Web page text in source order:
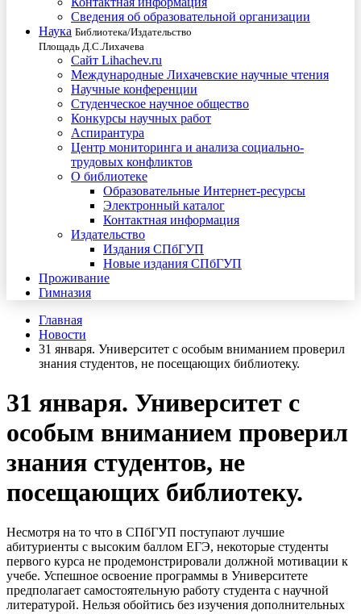
Сведения об образовательной организации
Наука Библиотека/Издательство
Площадь Д.С.Лихачева
Сайт Lihachev.ru
Международные Лихачевские научные чтения
Научные конференции
Студенческое научное общество
Конкурсы научных работ
Аспирантура
Центр мониторинга и анализа социально-
трудовых конфликтов
О библиотеке
Образовательные Интернет-ресурсы
Электронный каталог
Контактная информация
Издательство
Издания СПбГУП
Новые издания СПбГУП
Проживание
Гимназия
Главная
Новости
31 января. Университет с особым вниманием проверил
знания студентов, не посещающих библиотеку.
31 января. Университет с
особым вниманием проверил
знания студентов, не
посещающих библиотеку.
Несмотря на то что в СПбГУП поступают лучшие
абитуриенты с высоким баллом ЕГЭ, некоторые студенты
первого курса не продемонстрировали должной мотивации к
учебе. Успешное освоение программы в Университете
предполагает самостоятельную работу студента с научной
литературой. Нельзя обойтись без изучения дополнительных